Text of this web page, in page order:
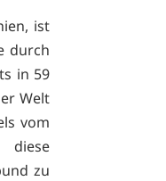
ist
durch
in 59
Welt
vom
diese
zu